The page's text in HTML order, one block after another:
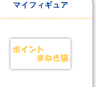
マイフィギュア